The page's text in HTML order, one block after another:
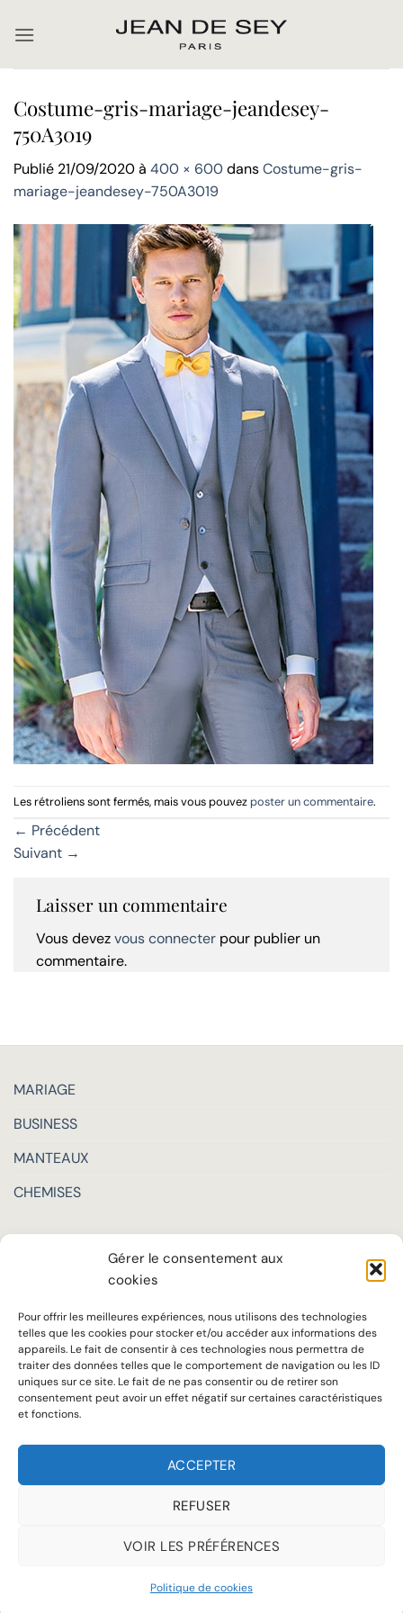
Gérer le consentement aux
cookies
Pour offrir les meilleures expériences, nous utilisons des technologies
telles que les cookies pour stocker et/ou accéder aux informations des
appareils. Le fait de consentir à ces technologies nous permettra de
traiter des données telles que le comportement de navigation ou les ID
uniques sur ce site. Le fait de ne pas consentir ou de retirer son
consentement peut avoir un effet négatif sur certaines caractéristiques
et fonctions.
ACCEPTER
REFUSER
VOIR LES PRÉFÉRENCES
Politique de cookies
Costume-gris-mariage-jeandesey-
750A3019
Publié 21/09/2020à 400 × 600dansCostume-gris-
mariage-jeandesey-750A3019
Les rétroliens sont fermés, mais vous pouvez poster un commentaire.
← Précédent
Suivant →
Laisser un commentaire
Vous devezvous connecter pour publier un
commentaire.
MARIAGE
BUSINESS
MANTEAUX
CHEMISES
SUR MESURE
SAVOIR-FAIRE
Notre ADN
cœur de notre approche pour offrir à chaque client une expérience à la
Copyright 2026 © Jean de Sey tous droits réservés